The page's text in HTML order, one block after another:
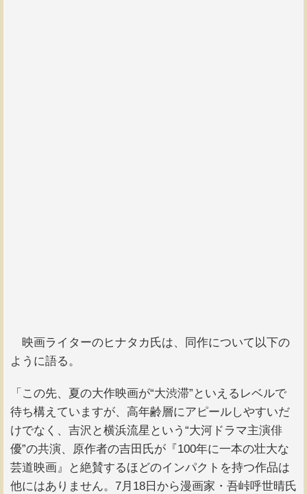
映画ライターのヒナタカ氏は、同作について以下の
ように語る。
「この先、夏の大作映画が“大渋滞”といえるレベルで
待ち構えていますが、高年齢層にアピールしやすいだ
けでなく、吉沢と横浜流星という“大河ドラマ主演俳
優”の共演、原作者の吉田氏が『100年に一本の壮大な
芸道映画』と絶賛するほどのインパクトを持つ作品は
他にはありません。7月18日から漫画家・吾峠呼世晴氏